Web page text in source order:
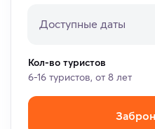
Доступные даты
Кол-во туристов
6-16 туристов, от 8 лет